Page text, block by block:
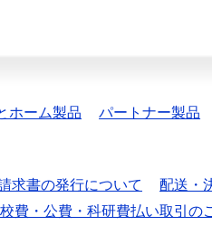
ホーム製品 パートナー製品
求書の発行について 配送・
校費・公費・科研費払い取引の